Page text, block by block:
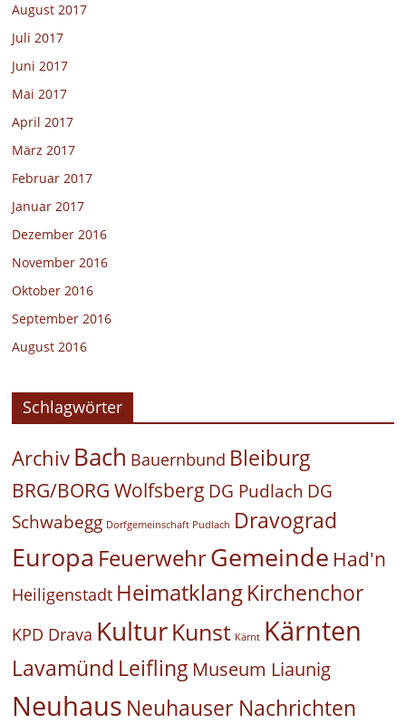
August 2017
Juli 2017
Juni 2017
Mai 2017
April 2017
März 2017
Februar 2017
Januar 2017
Dezember 2016
November 2016
Oktober 2016
September 2016
August 2016
Schlagwörter
Archiv Bach Bauernbund Bleiburg
BRG/BORG Wolfsberg DG Pudlach DG
Schwabegg Dorfgemeinschaft Pudlach Dravograd
Europa FeuerwehrGemeinde Had'n
Heiligenstadt HeimatklangKirchenchor
KPD Drava KulturKunst Kärnt Kärnten
Lavamünd Leifling Museum Liaunig
Neuhaus Neuhauser Nachrichten